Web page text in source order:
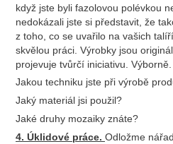
když jste byli fazolovou polévkou
nedokázali jste si představit, že
z toho, co se uvařilo na vašich
skvělou práci. Výrobky jsou
projevuje tvůrčí iniciativu. Výborně.
Jakou techniku ​​jste při výrobě
Jaký materiál jsi použil?
Jaké druhy mozaiky znáte?
4. Úklidové práce. Odložme